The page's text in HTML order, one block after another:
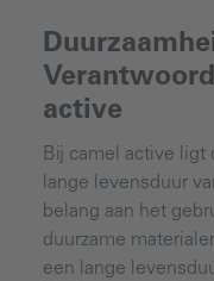
active
Bij camel active
lange levensduur
belang aan het
duurzame
een lange